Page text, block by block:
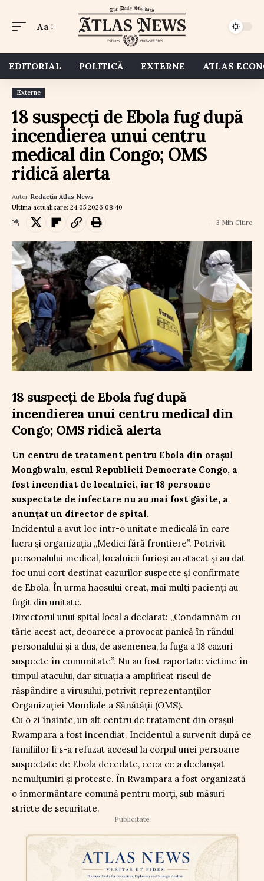
Aa
EDITORIAL POLITICĂ EXTERNE ATLAS
Externe
18 suspecți de Ebola fug după
incendierea unui centru
medical din Congo; OMS
ridică alerta
Ultima actualizare: 24.05.2026 08:40
Autor:Redacția Atlas News
3 Min Citire
18 suspecți de Ebola fug după
incendierea unui centru medical din
Congo; OMS ridică alerta
Un centru de tratament pentru Ebola din orașul
Mongbwalu, estul Republicii Democrate Congo, a
fost incendiat de localnici, iar 18 persoane
suspectate de infectare nu au mai fost găsite, a
anunțat un director de spital.
Incidentul a avut loc într-o unitate medicală în care
lucra și organizația „Medici fără frontiere”. Potrivit
personalului medical, localnicii furioși au atacat și au dat
foc unui cort destinat cazurilor suspecte și confirmate
de Ebola. În urma haosului creat, mai mulți pacienți au
fugit din unitate.
Directorul unui spital local a declarat: „Condamnăm cu
tărie acest act, deoarece a provocat panică în rândul
personalului și a dus, de asemenea, la fuga a 18 cazuri
suspecte în comunitate”. Nu au fost raportate victime în
timpul atacului, dar situația a amplificat riscul de
răspândire a virusului, potrivit reprezentanților
Organizației Mondiale a Sănătății (OMS).
Cu o zi înainte, un alt centru de tratament din orașul
Rwampara a fost incendiat. Incidentul a survenit după ce
familiilor li s-a refuzat accesul la corpul unei persoane
suspectate de Ebola decedate, ceea ce a declanșat
nemulțumiri și proteste. În Rwampara a fost organizată
o înmormântare comună pentru morți, sub măsuri
stricte de securitate.
Publicitate